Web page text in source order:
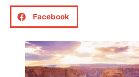
Facebook